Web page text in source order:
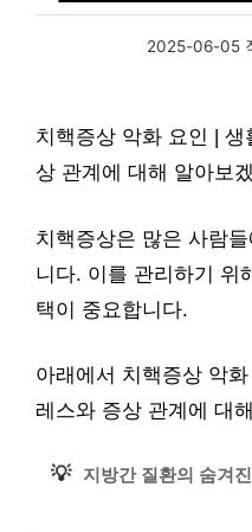
2025-06-05
치핵증상 악화 요인 |
상 관계에 대해 알아보
치핵증상은 많은 사람
니다. 이를 관리하기 위
택이 중요합니다.
아래에서 치핵증상 악
레스와 증상 관계에 대
💡 지방간 질환의 숨겨